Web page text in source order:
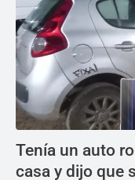
Tenía un auto
casa y dijo que